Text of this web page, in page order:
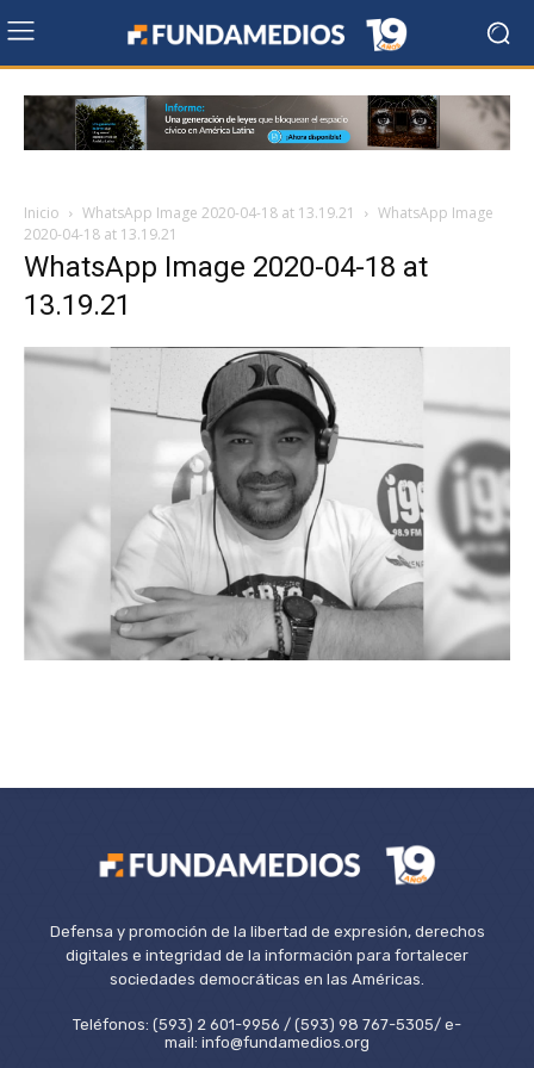
Inicio WhatsApp Image 2020-04-18 at 13.19.21
WhatsApp Image
2020-04-18 at 13.19.21
WhatsApp Image 2020-04-18 at
13.19.21
Defensa y promoción de la libertad de expresión, derechos
digitales e integridad de la información para fortalecer
sociedades democráticas en las Américas.
Teléfonos: (593) 2 601-9956 / (593) 98 767-5305/ e-
mail: info@fundamedios.org